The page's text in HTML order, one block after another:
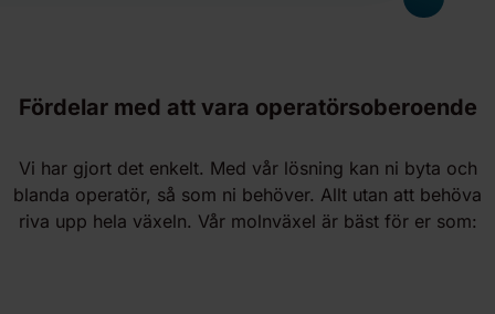
Fördelar med att vara operatörsoberoende
Vi har gjort det enkelt. Med vår lösning kan ni byta och
blanda operatör, så som ni behöver. Allt utan att behöva
riva upp hela växeln. Vår molnväxel är bäst för er som: